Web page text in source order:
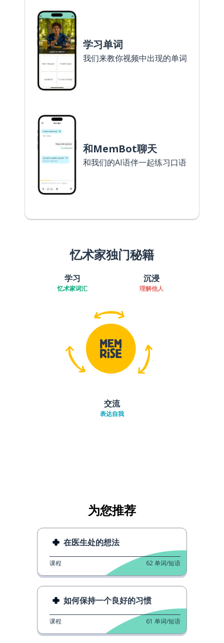
学习单词
我们来教你视频中出现的单词
和MemBot聊天
和我们的AI语伴一起练习口语
忆术家独门秘籍
学习
忆术家词汇
沉浸
理解他人
交流
表达自我
为您推荐
在医生处的想法
课程 62单词/短语
如何保持一个良好的习惯
课程 61 单词/短语